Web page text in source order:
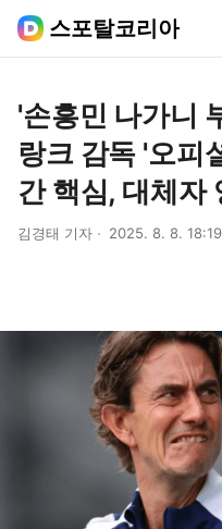
스포탈코리아
'손흥민 나가니
랑크 감독 '오피
간 핵심, 대체자
김경태 기자 2025. 8. 8. 18:19